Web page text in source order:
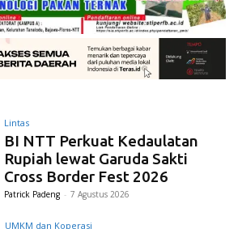
Lintas
BI NTT Perkuat Kedaulatan
Rupiah lewat Garuda Sakti
Cross Border Fest 2026
Patrick Padeng - 7 Agustus 2026
UMKM dan Koperasi